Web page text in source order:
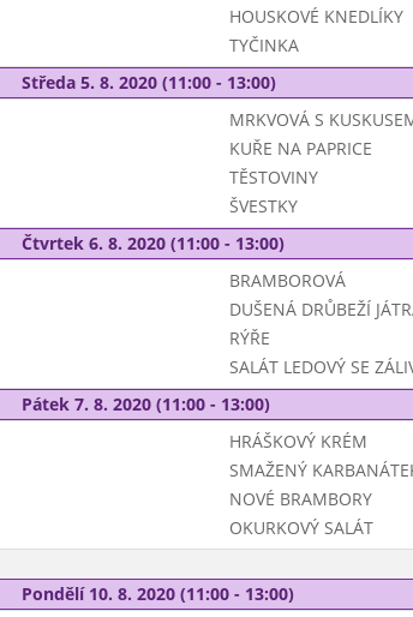
HOUSKOVÉ KNEDLÍKY
TYČINKA
Středa 5. 8. 2020 (11:00 - 13:00)
MRKVOVÁ S
KUŘE NA PAPRICE
TĚSTOVINY
ŠVESTKY
Čtvrtek 6. 8. 2020 (11:00 - 13:00)
BRAMBOROVÁ
DUŠENÁ DRŮBEŽÍ
RÝŘE
SALÁT LEDOVÝ SE
Pátek 7. 8. 2020 (11:00 - 13:00)
HRÁŠKOVÝ KRÉM
SMAŽENÝ
NOVÉ BRAMBORY
OKURKOVÝ SALÁT
Pondělí 10. 8. 2020 (11:00 - 13:00)